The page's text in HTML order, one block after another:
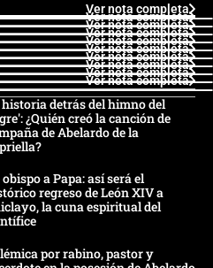
Ver nota completa
Ver nota completa
Ver nota completa
Ver nota completa
Ver nota completa
Ver nota completa
Ver nota completa
Ver nota completa
Ver nota completa
Ver nota completa
historia detrás del himno del
¿Quién creó la canción de
de Abelardo de la
obispo a Papa: así será el
regreso de León XIV a
la cuna espiritual del
por rabino, pastor y